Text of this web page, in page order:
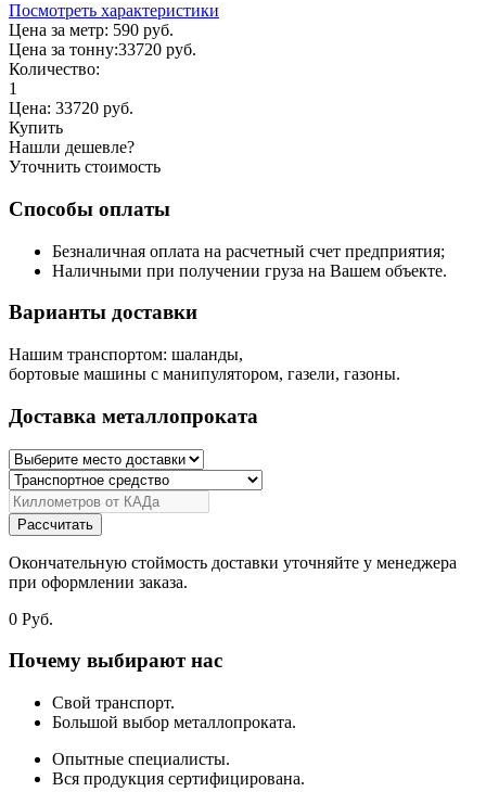
Посмотреть характеристики
Цена за метр: 590 руб.
Цена за тонну:33720 руб.
Количество:
1
Цена: 33720 руб.
Купить
Нашли дешевле?
Уточнить стоимость
Способы оплаты
Безналичная оплата на расчетный счет предприятия;
Наличными при получении груза на Вашем объекте.
Варианты доставки
Нашим транспортом: шаланды,
бортовые машины с манипулятором, газели, газоны.
Доставка металлопроката
Рассчитать
Окончательную стоймость доставки уточняйте у менеджера
при оформлении заказа.
0 Руб.
Почему выбирают нас
Свой транспорт.
Большой выбор металлопроката.
Опытные специалисты.
Вся продукция сертифицирована.